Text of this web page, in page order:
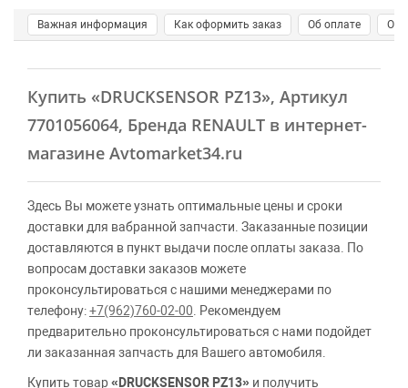
Важная информация Как оформить заказ Об оплате О
Купить «DRUCKSENSOR PZ13», Артикул
7701056064, Бренда RENAULT в интернет-
магазине Avtomarket34.ru
Здесь Вы можете узнать оптимальные цены и сроки
доставки для вабранной запчасти. Заказанные позиции
доставляются в пункт выдачи после оплаты заказа. По
вопросам доставки заказов можете
проконсультироваться с нашими менеджерами по
телефону:+7(962)760-02-00 . Рекомендуем
предварительно проконсультироваться с нами подойдет
ли заказанная запчасть для Вашего автомобиля.
Купить товар«DRUCKSENSOR PZ13» и получить